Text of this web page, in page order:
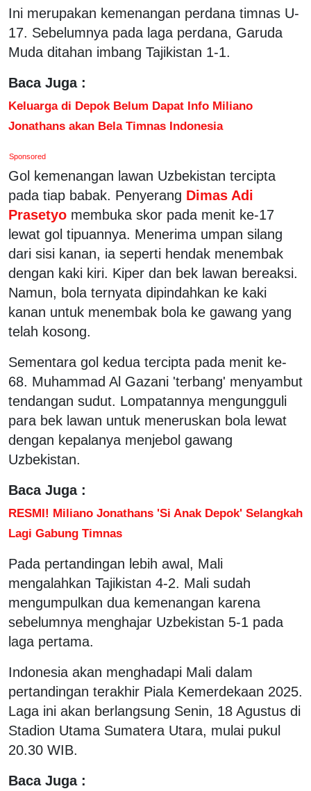
Ini merupakan kemenangan perdana timnas U-
17. Sebelumnya pada laga perdana, Garuda
Muda ditahan imbang Tajikistan 1-1.
Baca Juga :
Keluarga di Depok Belum Dapat Info Miliano
Jonathans akan Bela Timnas Indonesia
Sponsored
Gol kemenangan lawan Uzbekistan tercipta
pada tiap babak. Penyerang Dimas Adi
Prasetyo membuka skor pada menit ke-17
lewat gol tipuannya. Menerima umpan silang
dari sisi kanan, ia seperti hendak menembak
dengan kaki kiri. Kiper dan bek lawan bereaksi.
Namun, bola ternyata dipindahkan ke kaki
kanan untuk menembak bola ke gawang yang
telah kosong.
Sementara gol kedua tercipta pada menit ke-
68. Muhammad Al Gazani 'terbang' menyambut
tendangan sudut. Lompatannya mengungguli
para bek lawan untuk meneruskan bola lewat
dengan kepalanya menjebol gawang
Uzbekistan.
Baca Juga :
RESMI! Miliano Jonathans 'Si Anak Depok' Selangkah
Lagi Gabung Timnas
Pada pertandingan lebih awal, Mali
mengalahkan Tajikistan 4-2. Mali sudah
mengumpulkan dua kemenangan karena
sebelumnya menghajar Uzbekistan 5-1 pada
laga pertama.
Indonesia akan menghadapi Mali dalam
pertandingan terakhir Piala Kemerdekaan 2025.
Laga ini akan berlangsung Senin, 18 Agustus di
Stadion Utama Sumatera Utara, mulai pukul
20.30 WIB.
Baca Juga :